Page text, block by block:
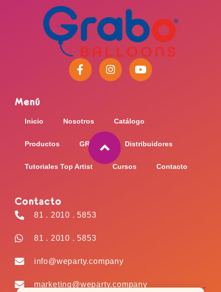
F
a
c
o
-
I
n
s
a
Y
o
u
e
Menú
Inicio Nosotros Catálogo
Productos GRABO Distribuidores
Tutoriales Top Artist Cursos Contacto
Contacto
81 . 2010 . 5853
81 . 2010 . 5853
info@weparty.company
marketing@weparty.company